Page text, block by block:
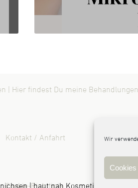
Wir
| Hier findest Du meine
Kontakt / Anfahrt
Cookie-Richtlinie
| haut:nah Kosmetik Leck